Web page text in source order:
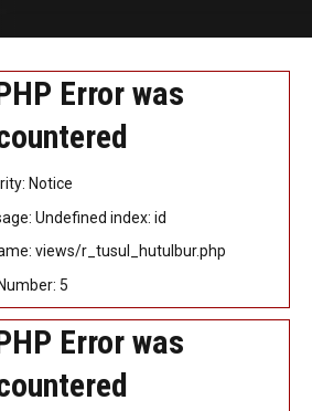
Error was
Notice
Undefined index: id
views/r_tusul_hutulbur.php
5
Error was